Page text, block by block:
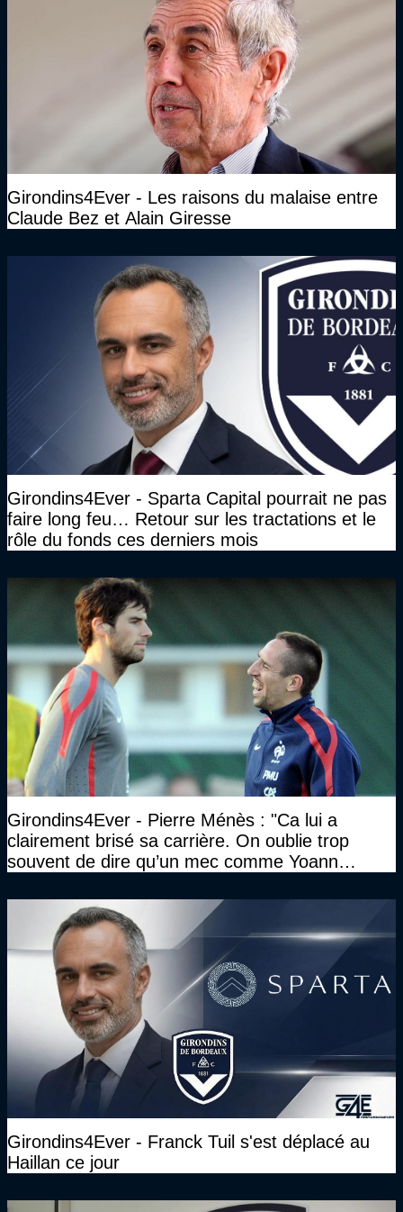
Girondins4Ever - Les raisons du malaise entre
Claude Bez et Alain Giresse
Girondins4Ever - Sparta Capital pourrait ne pas
faire long feu… Retour sur les tractations et le
rôle du fonds ces derniers mois
Girondins4Ever - Pierre Ménès : "Ca lui a
clairement brisé sa carrière. On oublie trop
souvent de dire qu’un mec comme Yoann
Girondins4Ever - Franck Tuil s'est déplacé au
Haillan ce jour